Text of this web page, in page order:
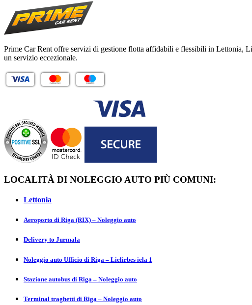
Prime Car Rent offre servizi di gestione flotta affidabili e flessibili in Lettonia,
un servizio eccezionale.
LOCALITÀ DI NOLEGGIO AUTO PIÙ COMUNI:
Lettonia
Aeroporto di Riga (RIX) – Noleggio auto
Delivery to Jurmаla
Noleggio auto Ufficio di Riga – Lielirbes iela 1
Stazione autobus di Riga – Noleggio auto
Terminal traghetti di Riga – Noleggio auto